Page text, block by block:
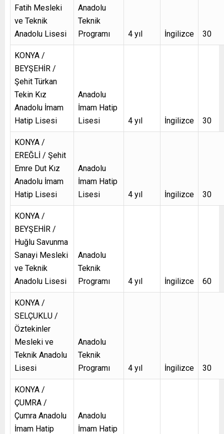
Fatih Mesleki
ve Teknik
Anadolu Lisesi
Anadolu
Teknik
Programı
4 yıl İngilizce 30
KONYA /
BEYŞEHİR /
Şehit Türkan
Tekin Kız
Anadolu İmam
Hatip Lisesi
Anadolu
İmam Hatip
Lisesi
4 yıl İngilizce 30
KONYA /
EREĞLİ / Şehit
Emre Dut Kız
Anadolu İmam
Hatip Lisesi
Anadolu
İmam Hatip
Lisesi
4 yıl İngilizce 30
KONYA /
BEYŞEHİR /
Huğlu Savunma
Sanayi Mesleki
ve Teknik
Anadolu Lisesi
Anadolu
Teknik
Programı
4 yıl İngilizce 60
KONYA /
SELÇUKLU /
Öztekinler
Mesleki ve
Teknik Anadolu
Lisesi
Anadolu
Teknik
Programı
4 yıl İngilizce 30
KONYA /
ÇUMRA /
Çumra Anadolu
İmam Hatip
Anadolu
İmam Hatip